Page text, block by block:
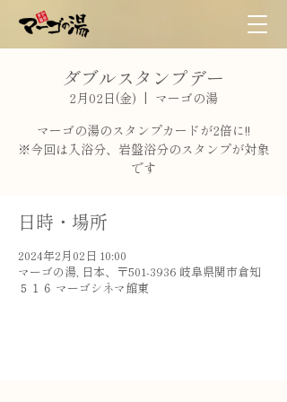
ダブルスタンプデー
2月02日(金)
  |
マーゴの湯
マーゴの湯のスタンプカードが2倍に!!
※今回は入浴分、岩盤浴分のスタンプが対象
です
日時・場所
2024年2月02日 10:00
マーゴの湯, 日本、〒501-3936 岐阜県関市倉知
５１６ マーゴシネマ館東